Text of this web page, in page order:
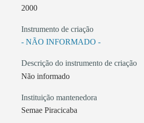
2000
Instrumento de criação
- NÃO INFORMADO -
Descrição do instrumento de criação
Não informado
Instituição mantenedora
Semae Piracicaba